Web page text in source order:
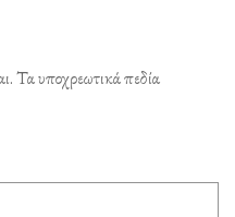
Τα υποχρεωτικά πεδία